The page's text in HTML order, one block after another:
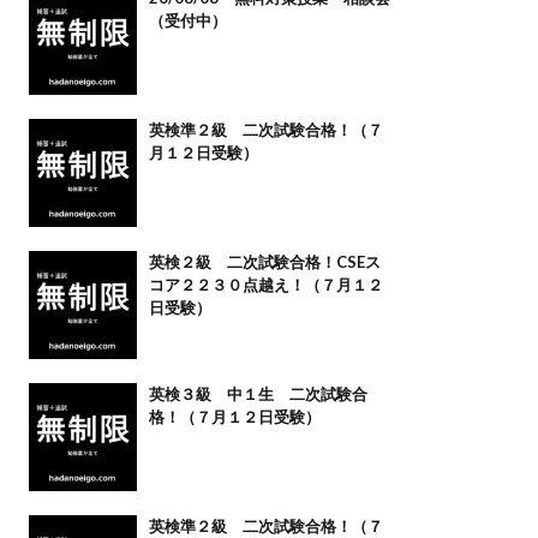
（受付中）
英検準２級 二次試験合格！（７
月１２日受験）
英検２級 二次試験合格！CSEス
コア２２３０点越え！（７月１２
日受験）
英検３級 中１生 二次試験合
格！（７月１２日受験）
英検準２級 二次試験合格！（７